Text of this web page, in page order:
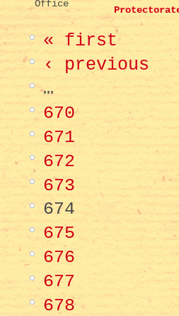
Office
« first
‹ previous
…
670
671
672
673
674
675
676
677
678